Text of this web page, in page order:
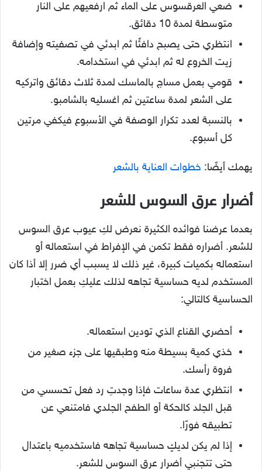
ضعي العرقسوس على الماء ثم ارفعيهم على النار
متوسطة لمدة 10 دقائق.
انتظري حتى يصبح دافئًا ثم ابدئي في تصفيته وإضافة
زيت الخروع له ثم ابدئي في استخدامه.
قومي بعمل مساج بالماسك لمدة ثلاث دقائق واتركيه
على الشعر لمدة ساعتين ثم اغسليه بالشامبو.
بالنسبة لعدد تكرار الوصفة في الأسبوع فيكفي مرتين
كل أسبوع.
يهمك أيضًا: خطوات العناية بالشعر
أضرار عرق السوس للشعر
بعدما عرضنا فوائده الكثيرة نعرض لكِ عيوب عرق السوس
للشعر. أضراره فقط تكمن في الإفراط في استعماله أو
استعماله بكميات كبيرة، غير ذلك لا يسبب أي ضرر إلا أذا كان
المستخدم لديه حساسية تجاهه لذلك عليكِ بعمل اختبار
الحساسية كالتالي:
أحضري القناع الذي تودين استعماله.
خذي كمية بسيطة منه وطبقيها على جزء صغير من
فروة رأسك.
انتظري عدة ساعات فإذا وجدتِ رد فعل تحسسي من
قبل الجلد كالحكة أو الطفح الجلدي فامتنعي عن
تطبيقه فورًا.
إذا لم يكن لديكٍ حساسية تجاهه فاستخدميه باعتدال
حتى تتجنبي أضرار عرق السوس للشعر.